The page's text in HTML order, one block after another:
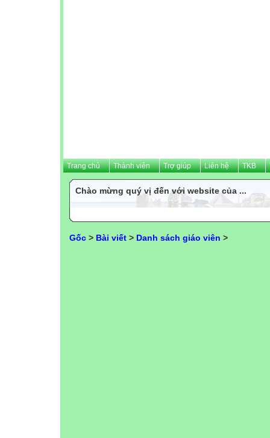
Trang chủ Thành viên Trợ giúp Liên hệ TKB
Chào mừng quý vị đến với website của ...
Gốc > Bài viết > Danh sách giáo viên >